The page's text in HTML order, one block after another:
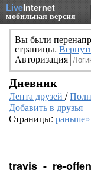
LiveInternet
мобильная версия
Вы были
страницы.
Авторизация
Дневник
Лента друзей /
Добавить в друзья
Страницы: раньше»
travis_-_re-